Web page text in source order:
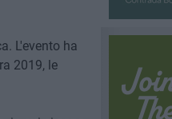
L'evento ha
2019, le